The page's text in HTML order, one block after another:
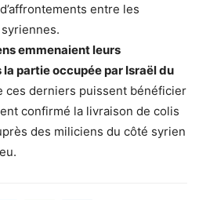
entre les
emmenaient leurs
partie occupée par Israël du
ces derniers puissent bénéficier
confirmé la livraison de colis
des miliciens du côté syrien